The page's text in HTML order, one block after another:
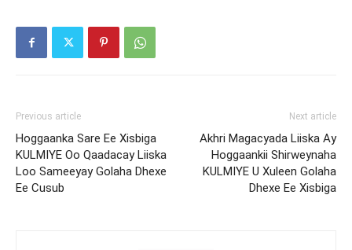
Previous article
Hoggaanka Sare Ee Xisbiga
KULMIYE Oo Qaadacay Liiska
Loo Sameeyay Golaha Dhexe
Ee Cusub
Next article
Akhri Magacyada Liiska Ay
Hoggaankii Shirweynaha
KULMIYE U Xuleen Golaha
Dhexe Ee Xisbiga